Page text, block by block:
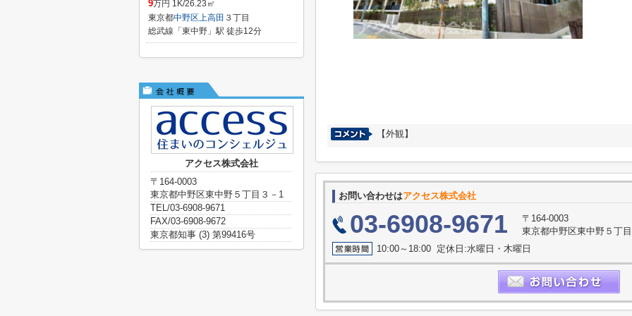
【外観】
お問い合わせはアクセス株式会社
03-6908-9671
〒164-0003
東京都中野区東中野５丁
10:00～18:00 定休日:水曜日・木曜日
9万円 1K/26.23㎡
東京都中野区上高田 ３丁目
総武線「東中野」駅 徒歩12分
アクセス株式会社
〒164-0003
東京都中野区東中野５丁目３－1
TEL/03-6908-9671
FAX/03-6908-9672
東京都知事 (3) 第99416号